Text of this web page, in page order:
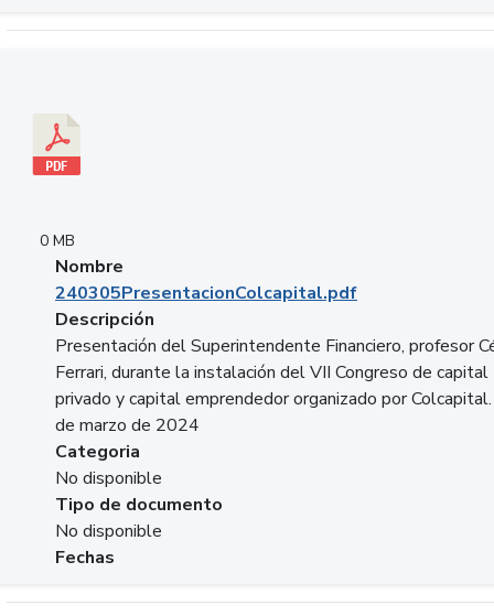
0 MB
Nombre
240305PresentacionColcapital.pdf
Descripción
Presentación del Superintendente Financiero, profesor
Ferrari, durante la instalación del VII Congreso de capital
privado y capital emprendedor organizado por
de marzo de 2024
Categoria
No disponible
Tipo de documento
No disponible
Fechas